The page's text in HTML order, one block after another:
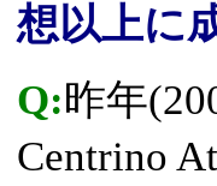
想以上に
Q:昨年
Centrino